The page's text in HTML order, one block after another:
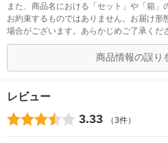
また、商品名における「セット」や「箱」
お約束するものではありません。お届け形
場合がございます。あらかじめご了承くだ
商品情報の誤り
レビュー
3.33 （3件）